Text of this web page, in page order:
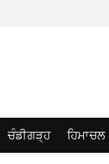
ਚੰਡੀਗੜ੍ਹ ਹਿਮਾਚਲ